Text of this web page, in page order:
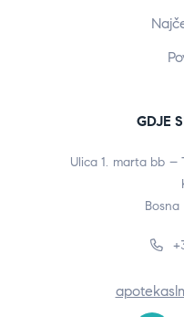
GDJE
Ulica 1. marta bb –